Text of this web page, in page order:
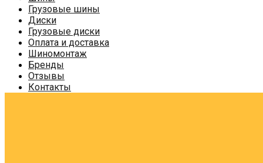
Грузовые шины
Диски
Грузовые диски
Оплата и доставка
Шиномонтаж
Бренды
Отзывы
Контакты